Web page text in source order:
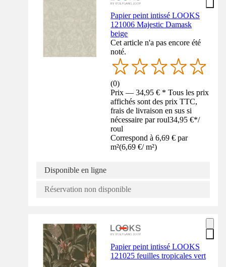
Papier peint intissé LOOKS
121006 Majestic Damask
beige
Cet article n'a pas encore été
noté.
(0)
Prix — 34,95 € * Tous les prix
affichés sont des prix TTC,
frais de livraison en sus si
nécessaire par roul34,95 €*/
roul
Correspond à 6,69 € par
m²(6,69 €/ m²)
Disponible en ligne
Réservation non disponible
Papier peint intissé LOOKS
121025 feuilles tropicales vert